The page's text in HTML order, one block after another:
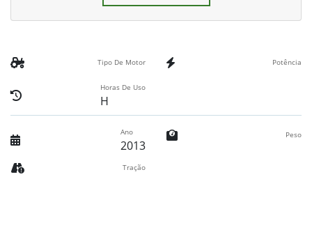
Tipo De Motor Potência
Horas De Uso
H
Ano
2013
Peso
Tração